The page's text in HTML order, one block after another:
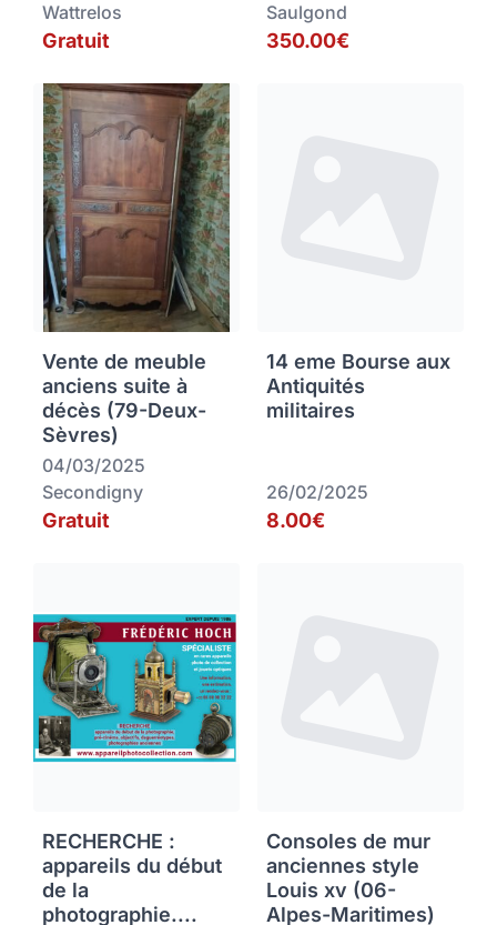
Wattrelos
Gratuit
Saulgond
350.00€
Vente de meuble
anciens suite à
décès (79-Deux-
Sèvres)
04/03/2025
Secondigny
Gratuit
14 eme Bourse aux
Antiquités
militaires
26/02/2025
8.00€
RECHERCHE :
appareils du début
de la
photographie....
Consoles de mur
anciennes style
Louis xv (06-
Alpes-Maritimes)